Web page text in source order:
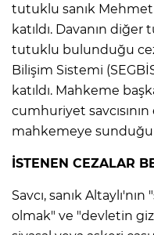
tutuklu sanık Mehmet
katıldı. Davanın diğer
tutuklu bulunduğu
Bilişim Sistemi
katıldı. Mahkeme
cumhuriyet
mahkemeye
İSTENEN CEZALAR
Savcı, sanık
olmak" ve "devletin